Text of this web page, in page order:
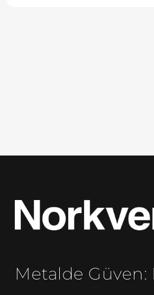
Metalde Güven: